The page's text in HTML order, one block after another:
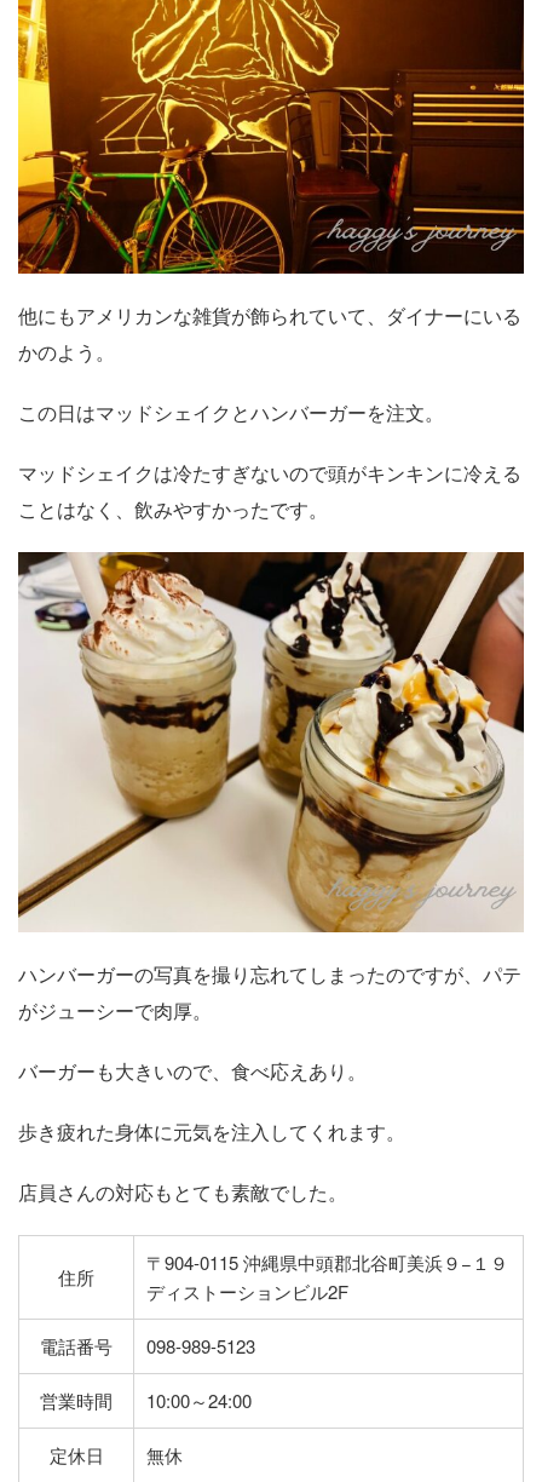
他にもアメリカンな雑貨が飾られていて、ダイナーにいる
かのよう。
この日はマッドシェイクとハンバーガーを注文。
マッドシェイクは冷たすぎないので頭がキンキンに冷える
ことはなく、飲みやすかったです。
ハンバーガーの写真を撮り忘れてしまったのですが、パテ
がジューシーで肉厚。
バーガーも大きいので、食べ応えあり。
歩き疲れた身体に元気を注入してくれます。
店員さんの対応もとても素敵でした。
住所
〒904-0115 沖縄県中頭郡北谷町美浜９−１９
ディストーションビル2F
電話番号 098-989-5123
営業時間 10:00～24:00
定休日 無休